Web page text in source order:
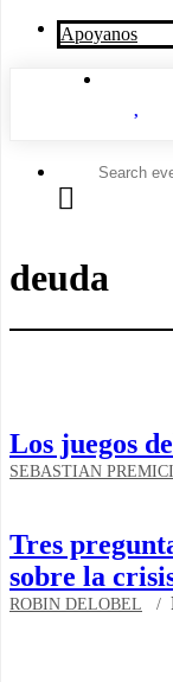
Apoyanos
Search
deuda
Los juegos
SEBASTIAN PREMICI
Tres
sobre la
ROBIN DELOBEL